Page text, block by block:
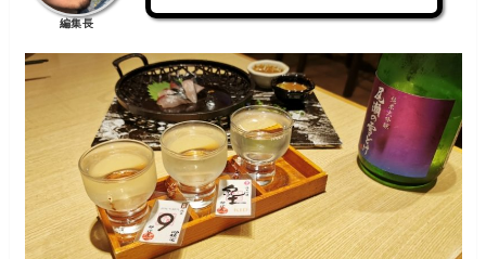
編集長